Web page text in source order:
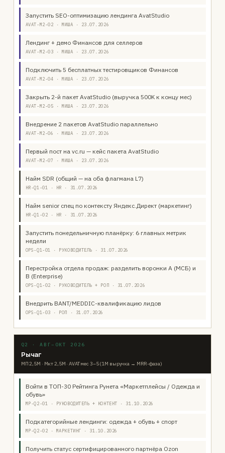
Запустить SEO-оптимизацию лендинга AvatStudio
AVAT-M2-02 · МИША · 23.07.2026
Лендинг + демо Финансов для селлеров
AVAT-M2-03 · МИША · 23.07.2026
Подключить 5 бесплатных тестировщиков Финансов
AVAT-M2-04 · МИША · 23.07.2026
Закрыть 2-й пакет AvatStudio (выручка 500K к концу мес)
AVAT-M2-05 · МИША · 23.07.2026
Внедрение 2 пакетов AvatStudio параллельно
AVAT-M2-06 · МИША · 23.07.2026
Первый пост на vc.ru — кейс пакета AvatStudio
AVAT-M2-07 · МИША · 23.07.2026
Найм SDR (общий — на оба флагмана L7)
HR-Q1-01 · HR · 31.07.2026
Найм senior спец по контексту Яндекс.Директ (маркетинг)
HR-Q1-02 · HR · 31.07.2026
Запустить понедельничную планёрку: 6 главных метрик
недели
OPS-Q1-01 · РУКОВОДИТЕЛЬ · 31.07.2026
Перестройка отдела продаж: разделить воронки A (МСБ) и
B (Enterprise)
OPS-Q1-02 · РУКОВОДИТЕЛЬ + РОП · 31.07.2026
Внедрить BANT/MEDDIC-квалификацию лидов
OPS-Q1-03 · РОП · 31.07.2026
Q2 · АВГ–ОКТ 2026
Рычаг
МП 2,5М · Мкт 2,5М · AVAT мес 3–5 (1M выручка → MRR-фаза)
Войти в ТОП-30 Рейтинга Рунета «Маркетплейсы / Одежда и
обувь»
MP-Q2-01 · РУКОВОДИТЕЛЬ + КОНТЕНТ · 31.10.2026
Подкатегорийные лендинги: одежда + обувь + спорт
MP-Q2-02 · МАРКЕТИНГ · 31.10.2026
Получить статус сертифицированного партнёра Ozon